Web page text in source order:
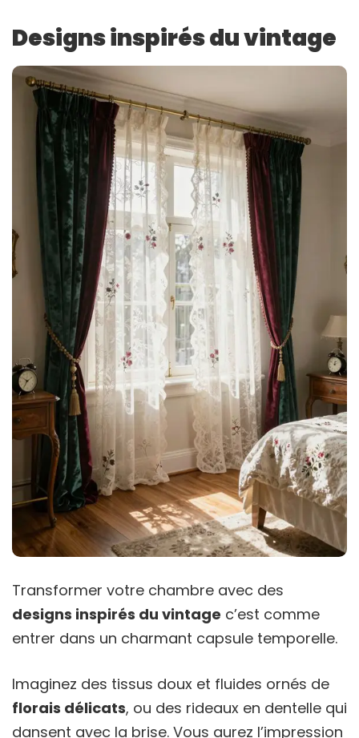
Designs inspirés du vintage
Transformer votre chambre avec des
designs inspirés du vintage c’est comme
entrer dans un charmant capsule temporelle.
Imaginez des tissus doux et fluides ornés de
florais délicats, ou des rideaux en dentelle qui
dansent avec la brise. Vous aurez l’impression